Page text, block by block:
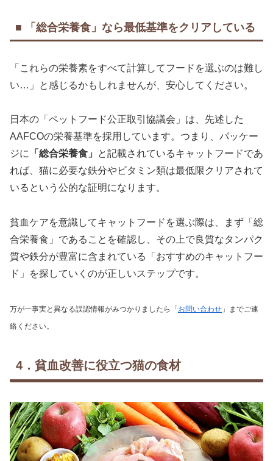
■ 「総合栄養食」なら最低基準をクリアしている
「これらの栄養素をすべて計算してフードを選ぶのは難し
い…」と感じるかもしれませんが、安心してください。
日本の「ペットフード公正取引協議会」は、先述した
AAFCOの栄養基準を採用しています。つまり、パッケー
ジに
「総合栄養食」
と記載されているキャットフードであ
れば、猫に必要な鉄分やビタミン類は最低限クリアされて
いるという公的な証明になります。
貧血ケアを意識してキャットフードを選ぶ際は、まず「総
合栄養食」であることを確認し、その上で良質なタンパク
質や鉄分が豊富に含まれている「おすすめのキャットフー
ド」を探していくのが正しいステップです。
万が一事実と異なる誤認情報がみつかりましたら「お問い合わせ 」までご連
絡ください。
4．貧血改善に役立つ猫の食材